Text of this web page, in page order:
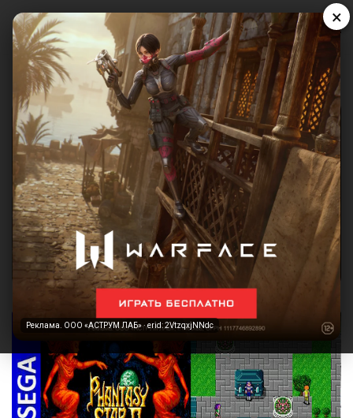
×
Реклама. ООО «АСТРУМ ЛАБ» · erid: 2VtzqxjNNdc
Реклама. ООО «АСТРУМ ЛАБ» · erid: 2VtzqxjNNdc